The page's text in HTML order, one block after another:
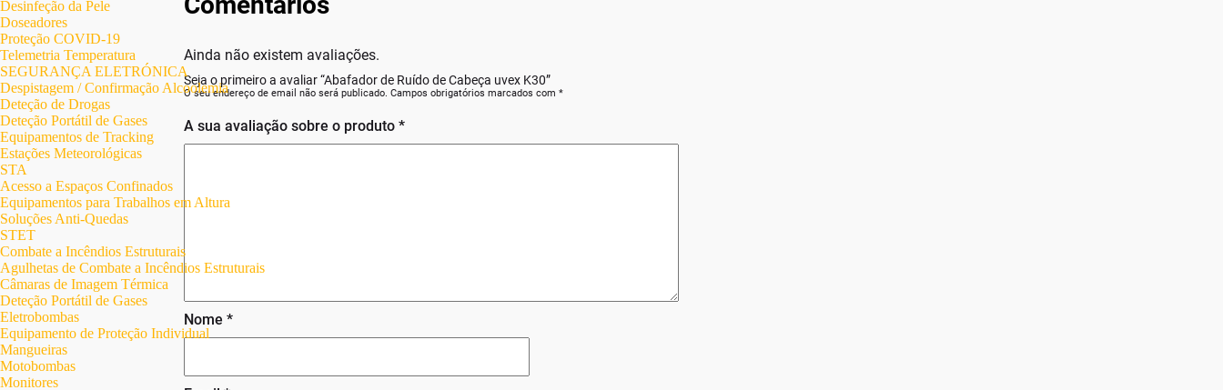
Desinfeção da Pele
Doseadores
Proteção COVID-19
Telemetria Temperatura
SEGURANÇA ELETRÓNICA
Despistagem / Confirmação Alcoolemia
Deteção de Drogas
Deteção Portátil de Gases
Equipamentos de Tracking
Estações Meteorológicas
STA
Acesso a Espaços Confinados
Equipamentos para Trabalhos em Altura
Soluções Anti-Quedas
STET
Combate a Incêndios Estruturais
Agulhetas de Combate a Incêndios Estruturais
Câmaras de Imagem Térmica
Deteção Portátil de Gases
Eletrobombas
Equipamento de Proteção Individual
Mangueiras
Motobombas
Monitores
Ainda não existem avaliações.
Seja o primeiro a avaliar “Abafador de Ruído de Cabeça uvex K30”
O seu endereço de email não será publicado. Campos obrigatórios marcados com *
A sua avaliação sobre o produto *
Nome *